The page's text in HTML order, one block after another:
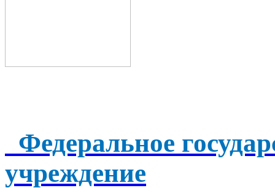
Федеральное
учреждение